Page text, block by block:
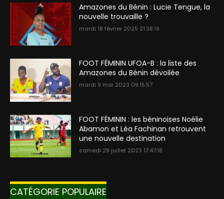
Amazones du Bénin : Lucie Tengue, la
nouvelle trouvaille ?
mardi 18 février 2025 21:38:19
FOOT FÉMININ UFOA-B : la liste des
Amazones du Bénin dévoilée
mardi 9 mai 2023 09:15:57
FOOT FÉMININ : les béninoises Noélie
Abamon et Léa Fachinan retrouvent
une nouvelle destination
samedi 29 juillet 2023 17:47:18
CATÉGORIE POPULAIRE